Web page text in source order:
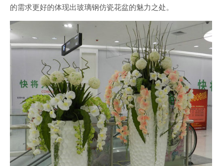
的需求更好的体现出玻璃钢仿瓷花盆的魅力之处。